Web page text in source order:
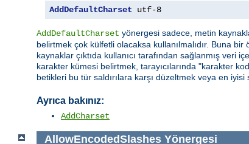
AddDefaultCharset utf-8
AddDefaultCharset yönergesi sadece, metin
belirtmek çok külfetli olacaksa kullanılmalıdır. Buna
kaynaklar çıktıda kullanıcı tarafından sağlanmış veri
karakter kümesi belirtmek, tarayıcılarında "karakter
betikleri bu tür saldırılara karşı düzeltmek veya en iyisi
Ayrıca bakınız:
AddCharset
AllowEncodedSlashesYönergesi